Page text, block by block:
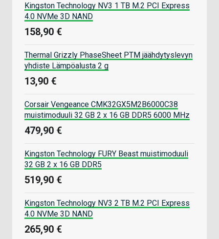
Kingston Technology NV3 1 TB M.2 PCI Express
4.0 NVMe 3D NAND
158,90 €
Thermal Grizzly PhaseSheet PTM jäähdytyslevyn
yhdiste Lämpöalusta 2 g
13,90 €
Corsair Vengeance CMK32GX5M2B6000C38
muistimoduuli 32 GB 2 x 16 GB DDR5 6000 MHz
479,90 €
Kingston Technology FURY Beast muistimoduuli
32 GB 2 x 16 GB DDR5
519,90 €
Kingston Technology NV3 2 TB M.2 PCI Express
4.0 NVMe 3D NAND
265,90 €